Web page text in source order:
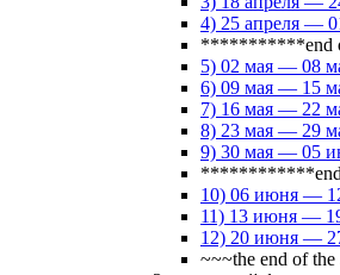
4) 25 апреля —
***********end
5) 02 мая — 08
6) 09 мая — 15
7) 16 мая — 22
8) 23 мая — 29
9) 30 мая — 05
10) 06 июня —
11) 13 июня —
12) 20 июня —
~~~the end of the